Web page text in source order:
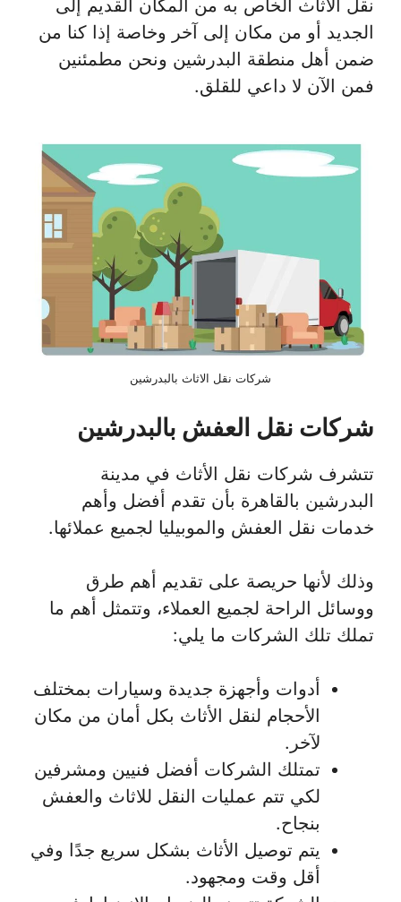
نقل الاثاث الخاص به من المكان القديم إلى
الجديد أو من مكان إلى آخر وخاصة إذا كنا من
ضمن أهل منطقة البدرشين ونحن مطمئنين
فمن الآن لا داعي للقلق.
شركات نقل الاثاث بالبدرشين
شركات نقل العفش بالبدرشين
تتشرف شركات نقل الأثاث في مدينة
البدرشين بالقاهرة بأن تقدم أفضل وأهم
خدمات نقل العفش والموبيليا لجميع عملائها.
وذلك لأنها حريصة على تقديم أهم طرق
ووسائل الراحة لجميع العملاء، وتتمثل أهم ما
تملك تلك الشركات ما يلي:
أدوات وأجهزة جديدة وسيارات بمختلف
الأحجام لنقل الأثاث بكل أمان من مكان
لآخر.
تمتلك الشركات أفضل فنيين ومشرفين
لكي تتم عمليات النقل للاثاث والعفش
بنجاح.
يتم توصيل الأثاث بشكل سريع جدًا وفي
أقل وقت ومجهود.